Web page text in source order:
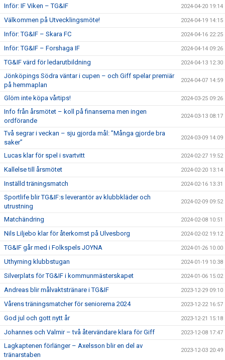
Inför: IF Viken – TG&IF 2024-04-20 19:14
Välkommen på Utvecklingsmöte! 2024-04-19 14:15
Inför: TG&IF – Skara FC 2024-04-16 22:25
Inför: TG&IF – Forshaga IF 2024-04-14 09:26
TG&IF värd för ledarutbildning 2024-04-13 12:30
Jönköpings Södra väntar i cupen – och Giff spelar premiär
på hemmaplan
2024-04-07 14:59
Glöm inte köpa vårtips! 2024-03-25 09:26
Info från årsmötet – koll på finanserna men ingen
ordförande
2024-03-13 08:17
Två segrar i veckan – sju gjorda mål: ”Många gjorde bra
saker”
2024-03-09 14:09
Lucas klar för spel i svartvitt 2024-02-27 19:52
Kallelse till årsmötet 2024-02-20 13:14
Inställd träningsmatch 2024-02-16 13:31
Sportlife blir TG&IF:s leverantör av klubbkläder och
utrustning
2024-02-09 09:52
Matchändring 2024-02-08 10:51
Nils Liljebo klar för återkomst på Ulvesborg 2024-02-02 19:12
TG&IF går med i Folkspels JOYNA 2024-01-26 10:00
Uthyrning klubbstugan 2024-01-19 10:38
Silverplats för TG&IF i kommunmästerskapet 2024-01-06 15:02
Andreas blir målvaktstränare i TG&IF 2023-12-29 09:10
Vårens träningsmatcher för seniorerna 2024 2023-12-22 16:57
God jul och gott nytt år 2023-12-21 15:18
Johannes och Valmir – två återvändare klara för Giff 2023-12-08 17:47
Lagkaptenen förlänger – Axelsson blir en del av
tränarstaben
2023-12-03 20:49